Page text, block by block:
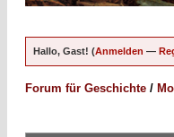
Hallo, Gast! (Anmelden —
Forum für Geschichte /